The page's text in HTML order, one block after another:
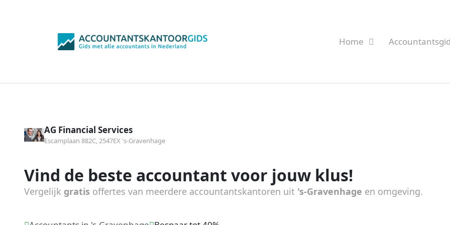
Home
AG Financial Services
Escamplaan 882C, 2547EX 's-Gravenhage
Vind de beste accountant voor jouw klus!
Vergelijk gratis offertes van meerdere accountantskantoren uit 's-Gravenhage en omgeving.